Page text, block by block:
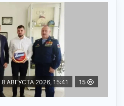
8 АВГУСТА 2026, 15:41 15